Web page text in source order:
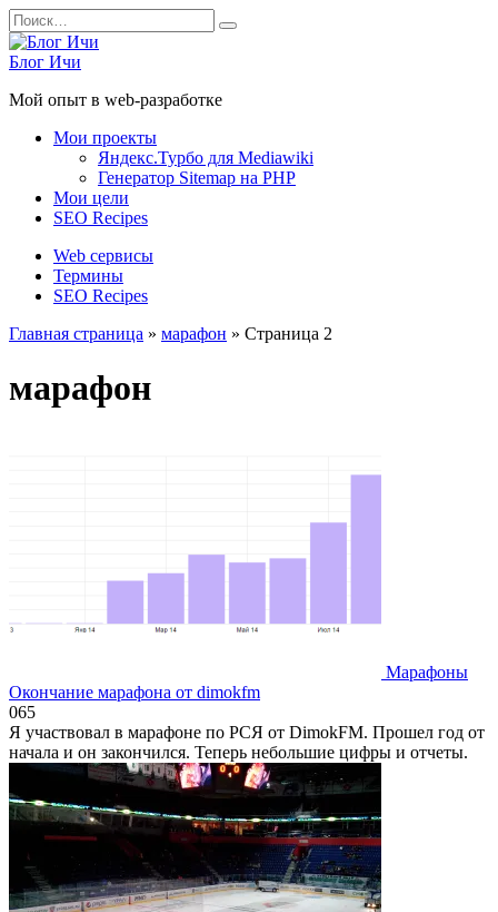
Перейти
к
содержанию
Search
for:
Блог Ичи
Мой опыт в web-разработке
Мои проекты
Яндекс.Турбо для Mediawiki
Генератор Sitemap на PHP
Мои цели
SEO Recipes
Web сервисы
Термины
SEO Recipes
Главная страница » марафон » Страница 2
марафон
Марафоны
Окончание марафона от dimokfm
065
Я участвовал в марафоне по РСЯ от DimokFM. Прошел год от
начала и он закончился. Теперь небольшие цифры и отчеты.